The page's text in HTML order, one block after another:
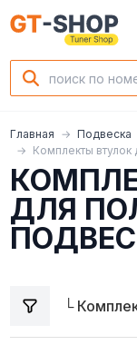
Главная
Подвеска
Комплекты
ДЛЯ